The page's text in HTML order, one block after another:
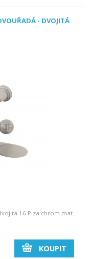
- DVOJITÁ
16 Piza chrom mat
KOUPIT